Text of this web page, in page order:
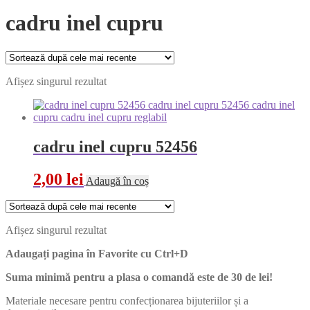
cadru inel cupru
Afișez singurul rezultat
cadru inel cupru 52456
2,00 lei Adaugă în coș
Afișez singurul rezultat
Adaugați pagina în Favorite cu Ctrl+D
Suma minimă pentru a plasa o comandă este de 30 de lei!
Materiale necesare pentru confecționarea bijuteriilor și a